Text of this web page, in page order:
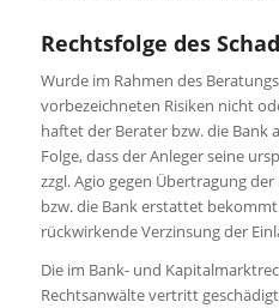
Rechtsfolge des
Wurde im Rahmen des
vorbezeichneten Risiken nicht
haftet der Berater bzw. die Bank
Folge, dass der Anleger seine
zzgl. Agio gegen Übertragung
bzw. die Bank erstattet
rückwirkende Verzinsung der
Die im Bank- und
Rechtsanwälte vertritt